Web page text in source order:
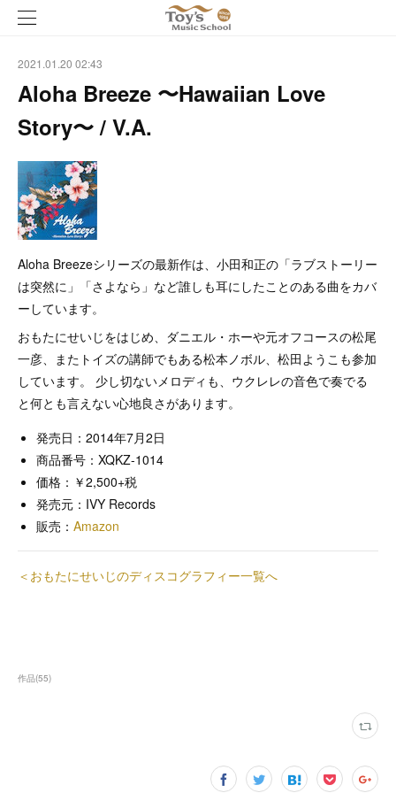
2021.01.20 02:43
Aloha Breeze 〜Hawaiian Love
Story〜 / V.A.
Aloha Breezeシリーズの最新作は、小田和正の「ラブストーリー
は突然に」「さよなら」など誰しも耳にしたことのある曲をカバ
ーしています。
おもたにせいじをはじめ、ダニエル・ホーや元オフコースの松尾
一彦、またトイズの講師でもある松本ノボル、松田ようこも参加
しています。 少し切ないメロディも、ウクレレの音色で奏でる
と何とも言えない心地良さがあります。
発売日：2014年7月2日
商品番号：XQKZ-1014
価格：￥2,500+税
発売元：IVY Records
販売： Amazon
＜おもたにせいじのディスコグラフィー一覧へ
作品(55)